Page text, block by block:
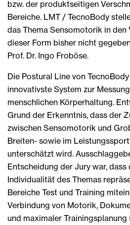
bzw. der produktseitigen
Bereiche. LMT / TecnoBody
das Thema Sensomotorik in den
dieser Form bisher nicht
Prof. Dr. Ingo Froböse.
Die Postural Line von
innovativste System zur
menschlichen Körperhaltung.
Grund der Erkenntnis, dass der
zwischen Sensomotorik und
Breiten- sowie im
unterschätzt wird.
Entscheidung der Jury war,
Individualität des Themas
Bereiche Test und Training
Verbindung von Motorik,
und maximaler